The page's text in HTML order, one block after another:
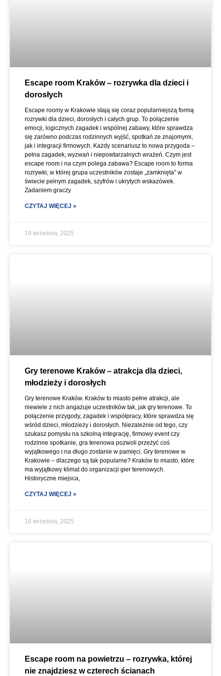
Escape room Kraków – rozrywka dla dzieci i
dorosłych
Escape roomy w Krakowie stają się coraz popularniejszą formą
rozrywki dla dzieci, dorosłych i całych grup. To połączenie
emocji, logicznych zagadek i wspólnej zabawy, które sprawdza
się zarówno podczas rodzinnych wyjść, spotkań ze znajomymi,
jak i integracji firmowych. Każdy scenariusz to nowa przygoda –
pełna zagadek, wyzwań i niepowtarzalnych wrażeń. Czym jest
escape room i na czym polega zabawa? Escape room to forma
rozrywki, w której grupa uczestników zostaje „zamknięta” w
świecie pełnym zagadek, szyfrów i ukrytych wskazówek.
Zadaniem graczy
CZYTAJ WIĘCEJ »
19 września, 2025
Gry terenowe Kraków – atrakcja dla dzieci,
młodzieży i dorosłych
Gry terenowe Kraków. Kraków to miasto pełne atrakcji, ale
niewiele z nich angażuje uczestników tak, jak gry terenowe. To
połączenie przygody, zagadek i współpracy, które sprawdza się
wśród dzieci, młodzieży i dorosłych. Niezależnie od tego, czy
szukasz pomysłu na szkolną integrację, firmowy event czy
rodzinne spotkanie, gra terenowa pozwoli przeżyć coś
wyjątkowego i na długo zostanie w pamięci. Gry terenowe w
Krakowie – dlaczego są tak popularne? Kraków to miasto, które
ma wyjątkowy klimat do organizacji gier terenowych.
Historyczne miejsca,
CZYTAJ WIĘCEJ »
16 września, 2025
Escape room na powietrzu – rozrywka, której
nie znajdziesz w czterech ścianach